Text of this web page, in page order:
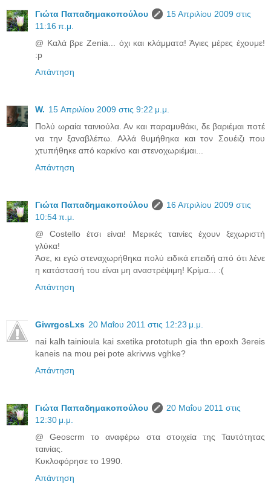
Γιώτα Παπαδημακοπούλου
15 Απριλίου 2009 στις
11:16 π.μ.
@ Καλά βρε Zenia... όχι και κλάμματα! Άγιες μέρες έχουμε!
:p
Απάντηση
W. 15 Απριλίου 2009 στις 9:22 μ.μ.
Πολύ ωραία ταινιούλα. Αν και παραμυθάκι, δε βαριέμαι ποτέ
να την ξαναβλέπω. Αλλά θυμήθηκα και τον Σουέιζι που
χτυπήθηκε από καρκίνο και στενοχωριέμαι...
Απάντηση
Γιώτα Παπαδημακοπούλου
16 Απριλίου 2009 στις
10:54 π.μ.
@ Costello έτσι είναι! Μερικές ταινίες έχουν ξεχωριστή
γλύκα!
Άσε, κι εγώ στεναχωρήθηκα πολύ ειδικά επειδή από ότι λένε
η κατάστασή του είναι μη αναστρέψιμη! Κρίμα... :(
Απάντηση
GiwrgosLxs 20 Μαΐου 2011 στις 12:23 μ.μ.
nai kalh tainioula kai sxetika prototuph gia thn epoxh 3ereis
kaneis na mou pei pote akrivws vghke?
Απάντηση
Γιώτα Παπαδημακοπούλου
20 Μαΐου 2011 στις
12:30 μ.μ.
@ Geoscrm το αναφέρω στα στοιχεία της Ταυτότητας
ταινίας.
Κυκλοφόρησε το 1990.
Απάντηση